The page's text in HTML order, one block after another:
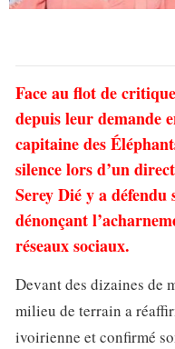
Face au flot de
depuis leur demande
capitaine des
silence lors d’un
Serey Dié y a défendu
dénonçant
réseaux sociaux.
Devant des dizaines de
milieu de terrain a
ivoirienne et confirmé